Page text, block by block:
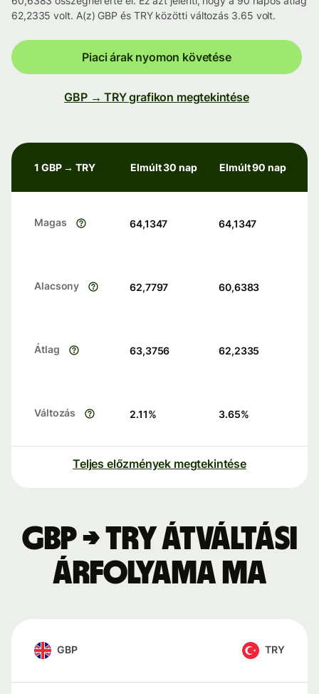
62,2335 volt. A(z) GBP és TRY közötti változás 3.65 volt.
Piaci árak nyomon követése
GBP → TRY grafikon megtekintése
1 GBP → TRY Elmúlt 30 nap Elmúlt 90 nap
Magas 64,1347 64,1347
Alacsony 62,7797 60,6383
Átlag 63,3756 62,2335
Változás 2.11% 3.65%
Teljes előzmények megtekintése
GBP → TRY átváltási
árfolyama ma
GBP TRY